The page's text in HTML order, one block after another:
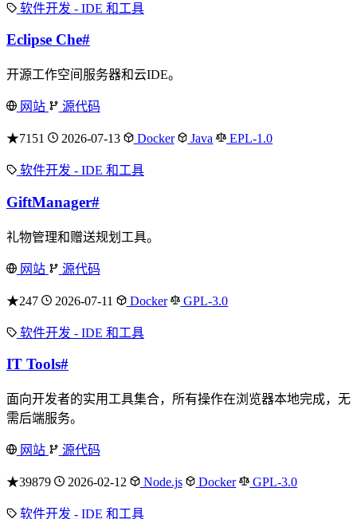
软件开发 - IDE 和工具
Eclipse Che#
开源工作空间服务器和云IDE。
网站 源代码
★7151 2026-07-13 Docker Java EPL-1.0
软件开发 - IDE 和工具
GiftManager#
礼物管理和赠送规划工具。
网站 源代码
★247 2026-07-11 Docker GPL-3.0
软件开发 - IDE 和工具
IT Tools#
面向开发者的实用工具集合，所有操作在浏览器本地完成，无
需后端服务。
网站 源代码
★39879 2026-02-12 Node.js Docker GPL-3.0
软件开发 - IDE 和工具